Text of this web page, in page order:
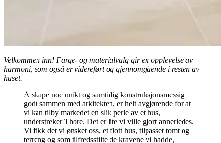
Velkommen inn! Farge- og materialvalg gir en opplevelse av
harmoni, som også er videreført og gjennomgående i resten av
huset.
Å skape noe unikt og samtidig konstruksjonsmessig
godt sammen med arkitekten, er helt avgjørende for at
vi kan tilby markedet en slik perle av et hus,
understreker Thore. Det er lite vi ville gjort annerledes.
Vi fikk det vi ønsket oss, et flott hus, tilpasset tomt og
terreng og som tilfredsstilte de kravene vi hadde,